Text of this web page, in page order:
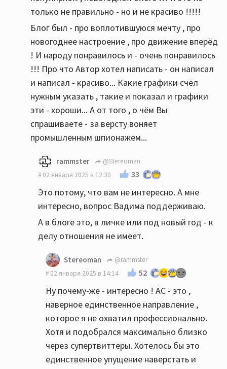
только не правильно - но и не красиво !!!!!
Блог был - про воплотившуюся мечту , про
новогоднее настроение , про движение вперёд
! И народу понравилось и - очень понравилось
!!! Про что Автор хотел написать - он написал
и написал - красиво... Какие графики счёл
нужным указать , такие и показал и графики
эти - хороши... А от того , о чём Вы
спрашиваете - за версту воняет
промышленным шпионажем...
rammster
@Stereoman
02 января 2025 в 12:30
33
Это потому, что вам не интересно. А мне
интересно, вопрос Вадима поддерживаю.
А в блоге это, в личке или под новый год - к
делу отношения не имеет.
Stereoman
@rammster
02 января 2025 в 14:14
52
Ну почему-же - интересно ! АС - это ,
наверное единственное направление ,
которое я не охватил профессионально.
Хотя и подобрался максимально близко
через супертвиттеры. Хотелось бы это
единственное упущение наверстать и